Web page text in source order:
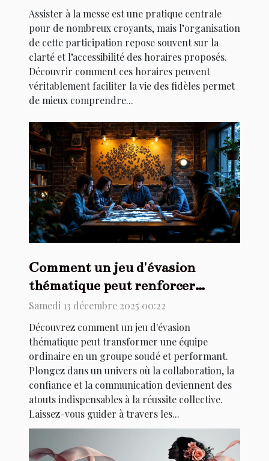
Assister à la messe est une pratique centrale
pour de nombreux croyants, mais l’organisation
de cette participation repose souvent sur la
clarté et l’accessibilité des horaires proposés.
Découvrir comment ces horaires peuvent
véritablement faciliter la vie des fidèles permet
de mieux comprendre...
Comment un jeu d'évasion
thématique peut renforcer
l'esprit d'équipe ?
Samedi 13 décembre 2025 00:22
Découvrez comment un jeu d'évasion
thématique peut transformer une équipe
ordinaire en un groupe soudé et performant.
Plongez dans un univers où la collaboration, la
confiance et la communication deviennent des
atouts indispensables à la réussite collective.
Laissez-vous guider à travers les...